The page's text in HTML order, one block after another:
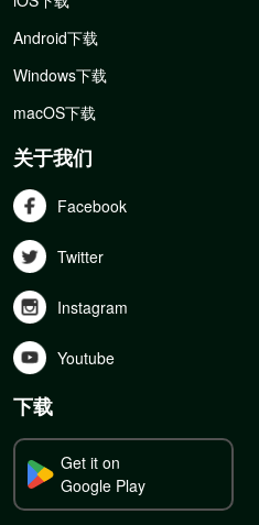
Android下载
Windows下载
macOS下载
关于我们
Facebook
Twitter
Instagram
Youtube
下载
Get it on
Google Play